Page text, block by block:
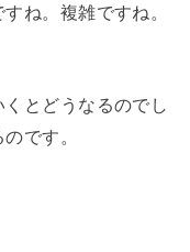
ね。複雑ですね。
とどうなるのでし
です。